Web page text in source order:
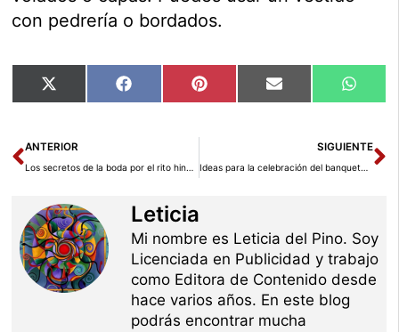
con pedrería o bordados.
Compartir
en
X
(Twitter)
Compartir
en
Facebook Compartir
en
Pinterest Compartir
en
Email
en
Ant
ANTERIOR
Los secretos de la boda por el rito hindú (Parte II)
SIGUIENTE
Ideas para la celebración del banquete de tu boda
Leticia
Mi nombre es Leticia del Pino. Soy
Licenciada en Publicidad y trabajo
como Editora de Contenido desde
hace varios años. En este blog
podrás encontrar mucha